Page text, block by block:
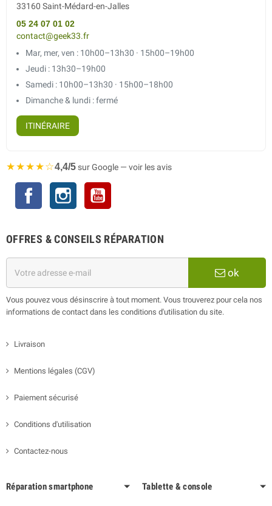
33160 Saint-Médard-en-Jalles
05 24 07 01 02
contact@geek33.fr
Mar, mer, ven : 10h00–13h30 · 15h00–19h00
Jeudi : 13h30–19h00
Samedi : 10h00–13h30 · 15h00–18h00
Dimanche & lundi : fermé
ITINÉRAIRE
★★★★☆4,4/5sur Google — voir les avis
Facebook Instagram
OFFRES & CONSEILS RÉPARATION
ok
Vous pouvez vous désinscrire à tout moment. Vous trouverez pour cela nos
informations de contact dans les conditions d'utilisation du site.
Livraison
Mentions légales (CGV)
Paiement sécurisé
Conditions d'utilisation
Contactez-nous
Réparation smartphone Tablette & console